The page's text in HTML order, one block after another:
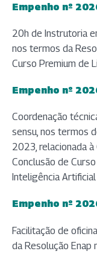
Empenho nº
(abre em nova
20h de Instrutoria
nos termos da
Curso Premium de
Empenho nº
(abre em nova
Coordenação
sensu, nos termos
2023, relacionada
Conclusão de
Inteligência
Empenho nº
(abre em nova
Facilitação de
da Resolução Enap